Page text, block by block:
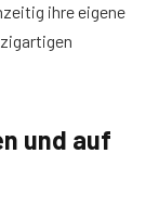
ihre eigene
und auf